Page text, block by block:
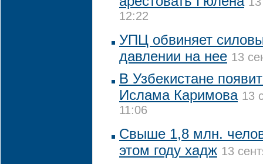
12:22
УПЦ обвиняет
давлении на нее 13
В Узбекистане
Ислама Каримова 13
11:06
Свыше 1,8 млн.
этом году хадж 13